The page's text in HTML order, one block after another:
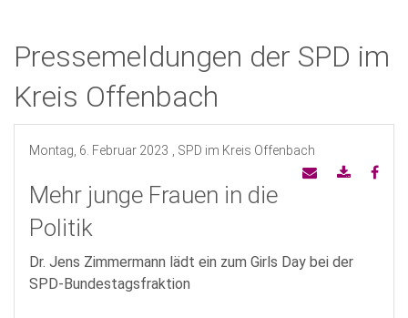
Unterbezirk
Pressemeldungen der SPD im
Kreis Offenbach
Montag, 6. Februar 2023 , SPD im Kreis Offenbach
Mehr junge Frauen in die
Politik
Dr. Jens Zimmermann lädt ein zum Girls Day bei der
SPD-Bundestagsfraktion